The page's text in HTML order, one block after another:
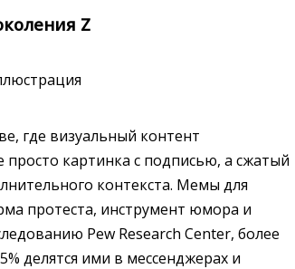
Z
где визуальный контент
картинка с подписью, а сжатый
контекста. Мемы для
протеста, инструмент юмора и
Pew Research Center, более
делятся ими в мессенджерах и